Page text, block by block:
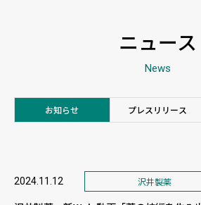
ニュース
News
お知らせ プレスリリース
2024.11.12 沢井製薬